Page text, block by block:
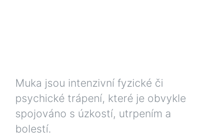
Muka jsou intenzivní fyzické či
psychické trápení, které je obvykle
spojováno s úzkostí, utrpením a
bolestí.